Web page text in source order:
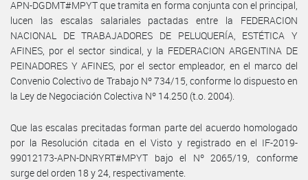
APN-DGDMT#MPYT que tramita en forma conjunta con el principal,
lucen las escalas salariales pactadas entre la FEDERACION
NACIONAL DE TRABAJADORES DE PELUQUERÍA, ESTÉTICA Y
AFINES, por el sector sindical, y la FEDERACION ARGENTINA DE
PEINADORES Y AFINES, por el sector empleador, en el marco del
Convenio Colectivo de Trabajo Nº 734/15, conforme lo dispuesto en
la Ley de Negociación Colectiva Nº 14.250 (t.o. 2004).
Que las escalas precitadas forman parte del acuerdo homologado
por la Resolución citada en el Visto y registrado en el IF-2019-
99012173-APN-DNRYRT#MPYT bajo el Nº 2065/19, conforme
surge del orden 18 y 24, respectivamente.